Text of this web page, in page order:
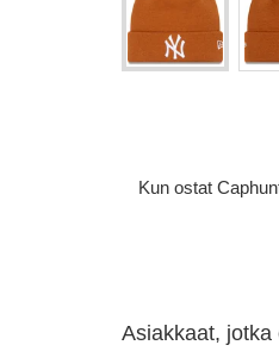
Kun ostat
Asiakkaat,